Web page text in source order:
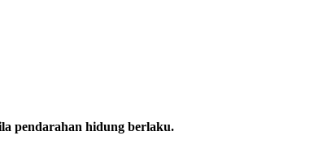
pendarahan hidung berlaku.